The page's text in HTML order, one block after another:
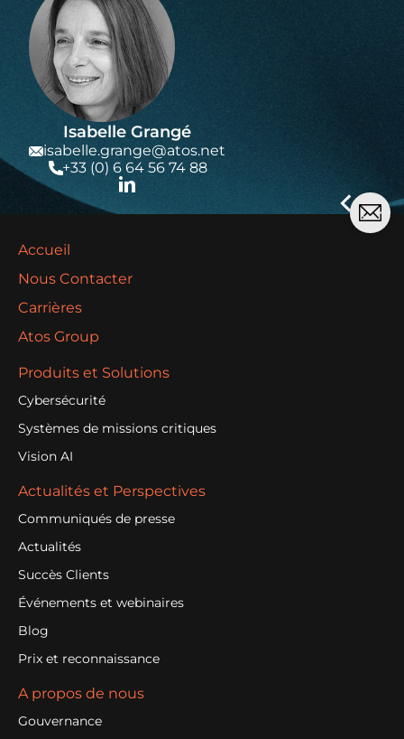
Isabelle Grangé
isabelle.grange@atos.net
+33 (0) 6 64 56 74 88
Accueil
Nous Contacter
Carrières
Atos Group
Produits et Solutions
Cybersécurité
Systèmes de missions critiques
Vision AI
Actualités et Perspectives
Communiqués de presse
Actualités
Succès Clients
Événements et webinaires
Blog
Prix et reconnaissance
A propos de nous
Gouvernance